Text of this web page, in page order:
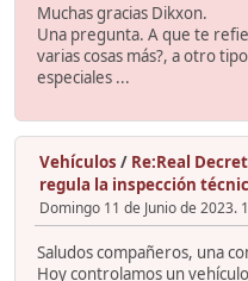
Muchas gracias Dikxon.
Una pregunta. A que te
varias cosas más?, a otro
especiales ...
Vehículos / Re:Real
regula la inspección
Domingo 11 de Junio de 2023.
Saludos compañeros, una
Hoy controlamos un